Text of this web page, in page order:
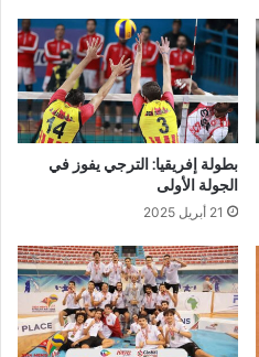
بطولة إفريقيا: الترجي يفوز في
الجولة الأولى
21 أبريل 2025